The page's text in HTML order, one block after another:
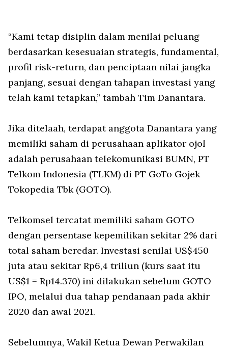
“Kami tetap disiplin dalam menilai peluang
berdasarkan kesesuaian strategis, fundamental,
profil risk-return, dan penciptaan nilai jangka
panjang, sesuai dengan tahapan investasi yang
telah kami tetapkan,” tambah Tim Danantara.
Jika ditelaah, terdapat anggota Danantara yang
memiliki saham di perusahaan aplikator ojol
adalah perusahaan telekomunikasi BUMN, PT
Telkom Indonesia (TLKM) di PT GoTo Gojek
Tokopedia Tbk (GOTO).
Telkomsel tercatat memiliki saham GOTO
dengan persentase kepemilikan sekitar 2% dari
total saham beredar. Investasi senilai US$450
juta atau sekitar Rp6,4 triliun (kurs saat itu
US$1 = Rp14.370) ini dilakukan sebelum GOTO
IPO, melalui dua tahap pendanaan pada akhir
2020 dan awal 2021.
Sebelumnya, Wakil Ketua Dewan Perwakilan